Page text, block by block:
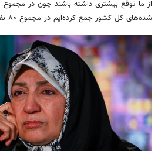
از ما توقع بیشتری داشته باشند چون در مجموع
شده‌های کل کشور جمع کرده‌ایم در مجموع ۸۰ نفر می‌شوند.